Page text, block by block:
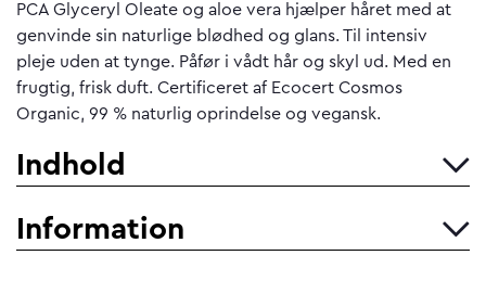
PCA Glyceryl Oleate og aloe vera hjælper håret med at
genvinde sin naturlige blødhed og glans. Til intensiv
pleje uden at tynge. Påfør i vådt hår og skyl ud. Med en
frugtig, frisk duft. Certificeret af Ecocert Cosmos
Organic, 99 % naturlig oprindelse og vegansk.
Indhold
Information